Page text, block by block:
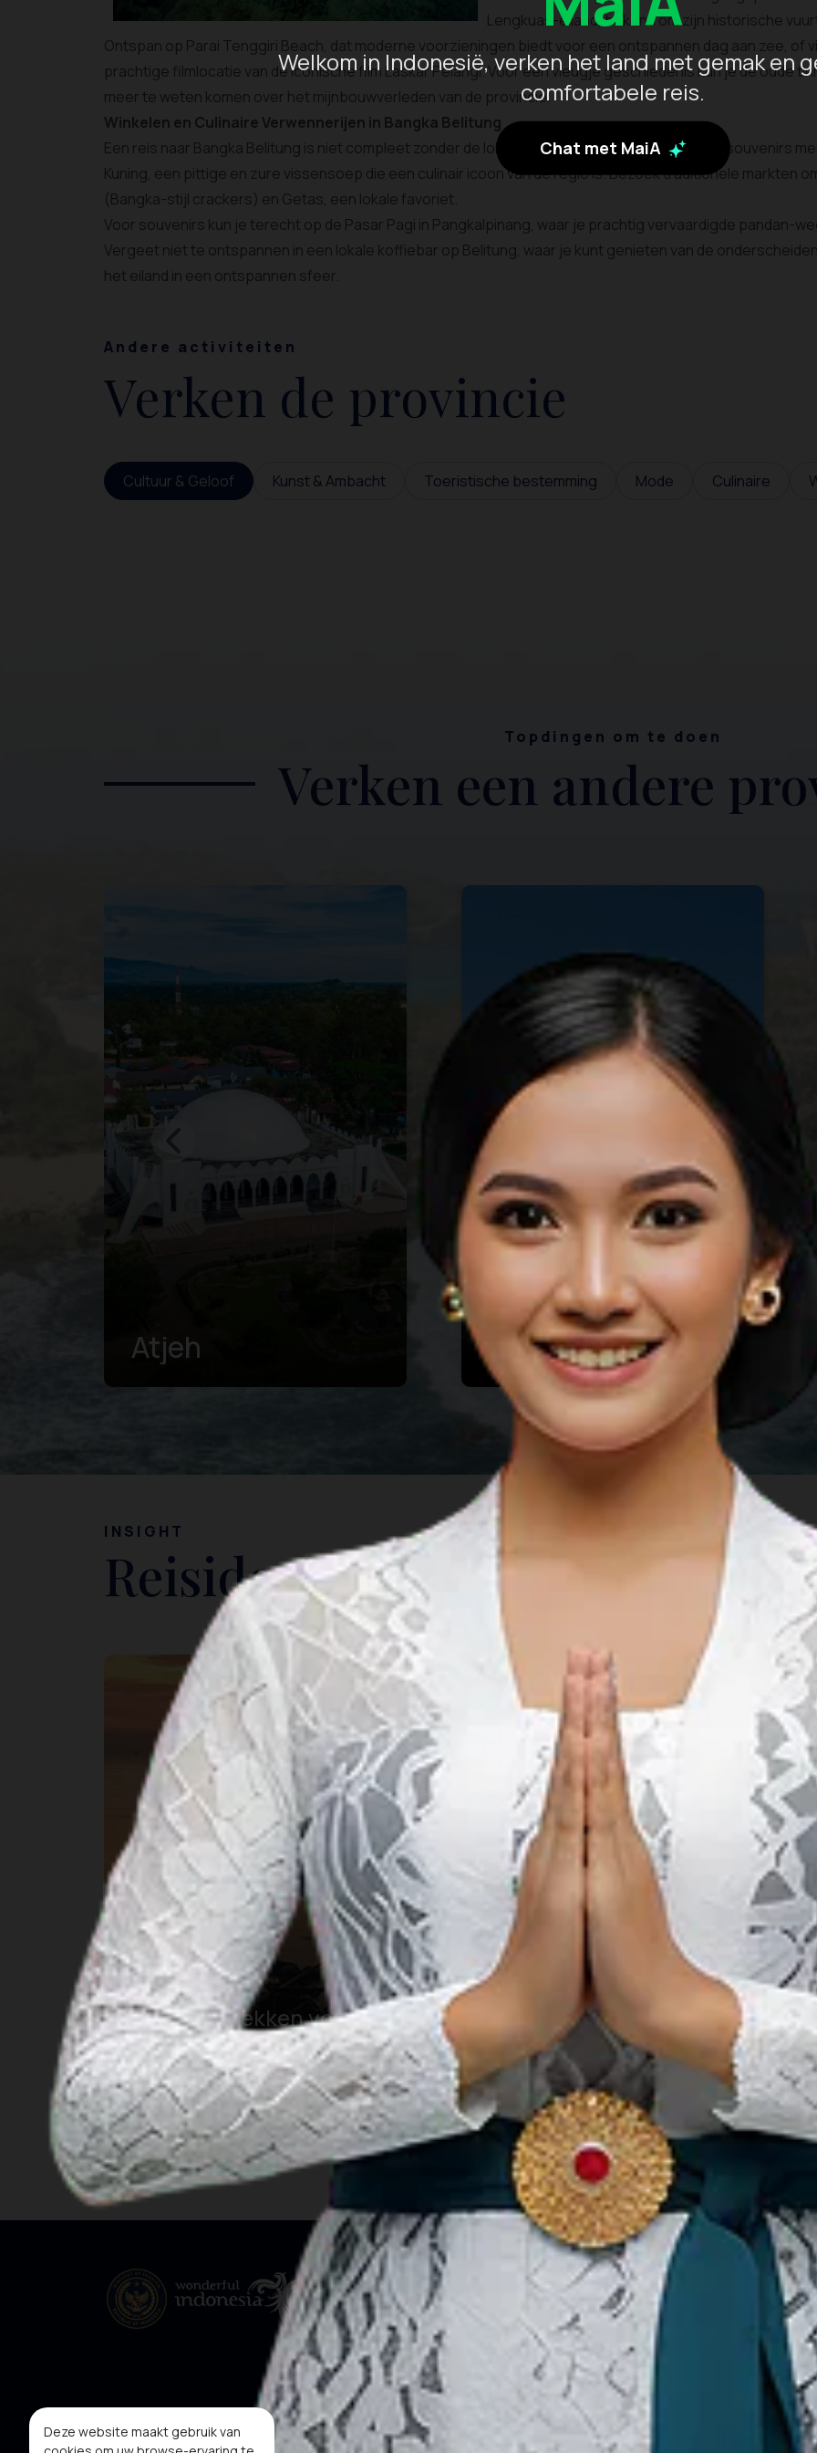
Welkom in Indonesië, verken het land met gemak en
comfortabele reis.
Chat met MaiA
Deze website maakt gebruik van
Lengkuas-eiland, bekend om zijn historische
Ontspan op Parai Tenggiri Beach, dat moderne voorzieningen biedt voor een ontspannen dag aan zee, of
prachtige filmlocatie van de iconische film Laskar Pelangi. Voor een vleugje geschiedenis kun je de oude
meer te weten komen over het mijnbouwverleden van de provincie.
Winkelen en Culinaire Verwennerijen in Bangka Belitung
Een reis naar Bangka Belitung is niet compleet zonder de lokale smaken te proeven en unieke souvenirs
Kuning, een pittige en zure vissensoep die een culinair icoon van de regio is. Bezoek traditionele markten
(Bangka-stijl crackers) en Getas, een lokale favoriet.
Voor souvenirs kun je terecht op de Pasar Pagi in Pangkalpinang, waar je prachtig vervaardigde pandan-
Vergeet niet te ontspannen in een lokale koffiebar op Belitung, waar je kunt genieten van de
het eiland in een ontspannen sfeer.
Andere activiteiten
Verken de provincie
Cultuur & Geloof Kunst & Ambacht Toeristische bestemming Mode Culinaire
Topdingen om te doen
Verken een andere
West Sumatra Sumatra Utara
INSIGHT
Reisideeën
10 mooie plekken voor uw
fascinerende vakantie in
Bangka
Mie Aceh: Ontdek Variaties
van Recepten vol
Specerijen en Smaak!
Onze websites
Digitaal activum